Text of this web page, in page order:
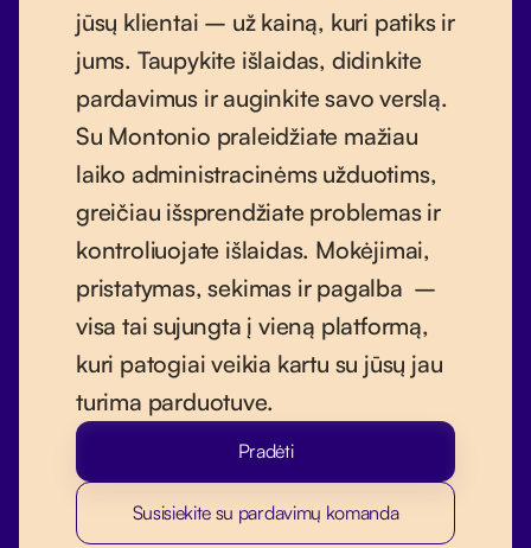
jūsų klientai – už kainą, kuri patiks ir
jums. Taupykite išlaidas, didinkite
pardavimus ir auginkite savo verslą.
Su Montonio praleidžiate mažiau
laiko administracinėms užduotims,
greičiau išsprendžiate problemas ir
kontroliuojate išlaidas. Mokėjimai,
pristatymas, sekimas ir pagalba –
visa tai sujungta į vieną platformą,
kuri patogiai veikia kartu su jūsų jau
turima parduotuve.
Pradėti
Susisiekite su pardavimų komanda